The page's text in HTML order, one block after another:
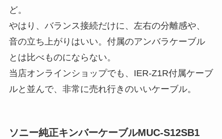
ど。
やはり、バランス接続だけに、左右の分離感や、
音の立ち上がりはいい。付属のアンバラケーブル
とは比べものにならない。
当店オンラインショップでも、IER-Z1R付属ケーブ
ルと並んで、非常に売れ行きのいいケーブル。
ソニー純正キンバーケーブルMUC-S12SB1